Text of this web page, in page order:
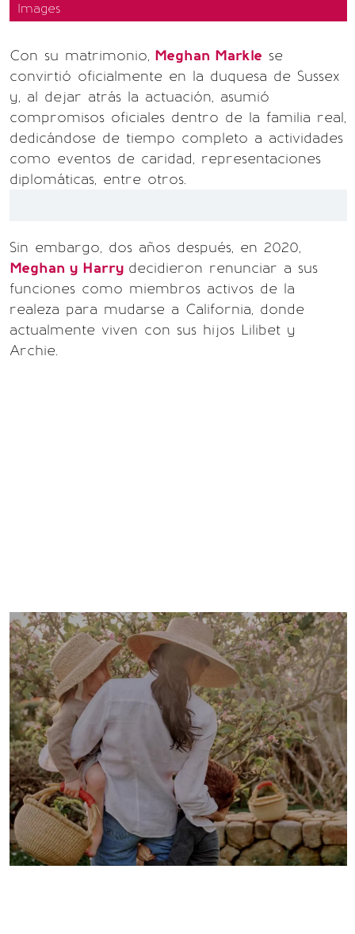
Images
Con su matrimonio, Meghan Markle se
convirtió oficialmente en la duquesa de Sussex
y, al dejar atrás la actuación, asumió
compromisos oficiales dentro de la familia real,
dedicándose de tiempo completo a actividades
como eventos de caridad, representaciones
diplomáticas, entre otros.
Sin embargo, dos años después, en 2020,
Meghan y Harry decidieron renunciar a sus
funciones como miembros activos de la
realeza para mudarse a California, donde
actualmente viven con sus hijos Lilibet y
Archie.